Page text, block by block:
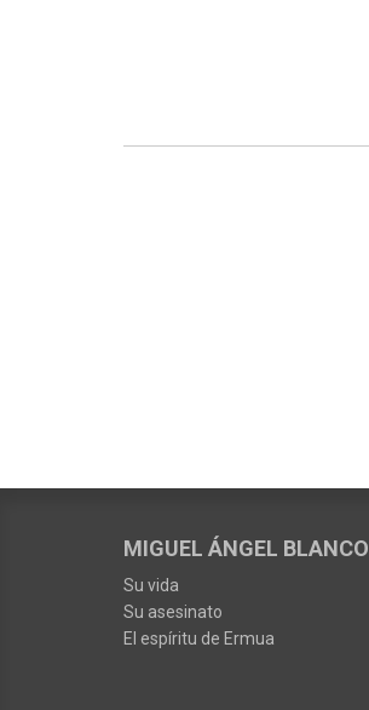
MIGUEL ÁNGEL BLANCO
Su vida
Su asesinato
El espíritu de Ermua